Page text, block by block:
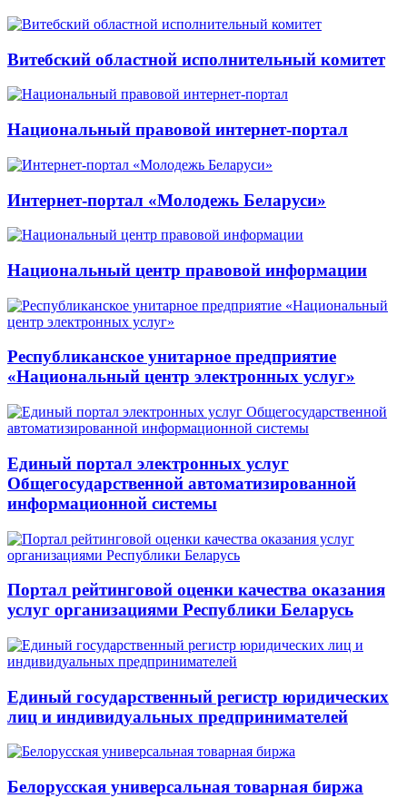
Витебский областной исполнительный комитет
Национальный правовой интернет-портал
Интернет-портал «Молодежь Беларуси»
Национальный центр правовой информации
Республиканское унитарное предприятие
«Национальный центр электронных услуг»
Единый портал электронных услуг
Общегосударственной автоматизированной
информационной системы
Портал рейтинговой оценки качества оказания
услуг организациями Республики Беларусь
Единый государственный регистр юридических
лиц и индивидуальных предпринимателей
Белорусская универсальная товарная биржа